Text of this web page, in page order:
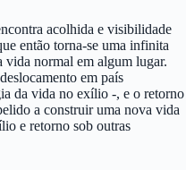
acolhida e visibilidade
então torna-se uma infinita
vida normal em algum lugar.
em país
da vida no exílio -, e o retorno
a construir uma nova vida
e retorno sob outras